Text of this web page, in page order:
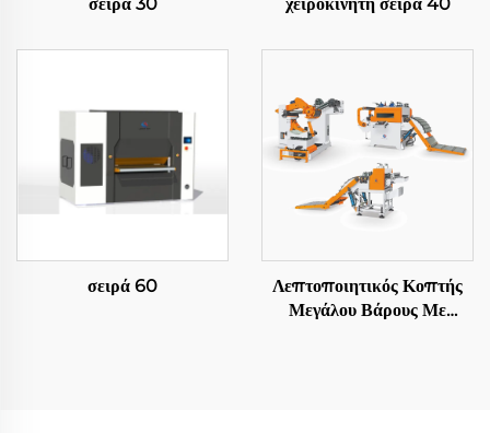
σειρά 60
Λεπτοποιητικός Κοπτής
Μεγάλου Βάρους Με